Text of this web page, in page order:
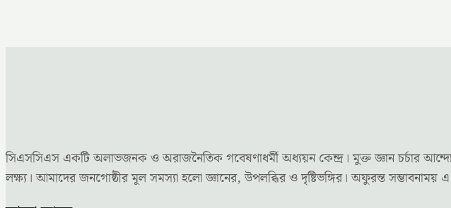
সিএসসিএস একটি অলাভজনক ও অরাজনৈতিক গবেষণাধর্মী অধ্যয়ন কেন্দ্র। মুক্ত জ্ঞান চর্চার
লক্ষ্য। আমাদের জনগোষ্ঠীর মূল সমস্যা হলো জ্ঞানের, উপলব্ধির ও দৃষ্টিভঙ্গির। অফুরন্ত